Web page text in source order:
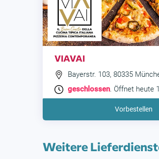
VIAVAI
Bayerstr. 103, 80335
geschlossen. Öffnet heute
Vorbestellen
Weitere